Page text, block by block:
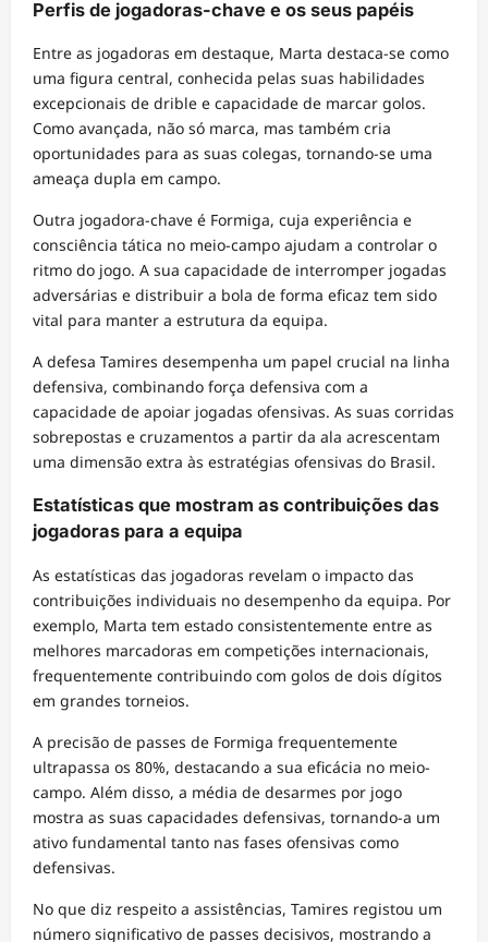
Perfis de jogadoras-chave e os seus papéis
Entre as jogadoras em destaque, Marta destaca-se como
uma figura central, conhecida pelas suas habilidades
excepcionais de drible e capacidade de marcar golos.
Como avançada, não só marca, mas também cria
oportunidades para as suas colegas, tornando-se uma
ameaça dupla em campo.
Outra jogadora-chave é Formiga, cuja experiência e
consciência tática no meio-campo ajudam a controlar o
ritmo do jogo. A sua capacidade de interromper jogadas
adversárias e distribuir a bola de forma eficaz tem sido
vital para manter a estrutura da equipa.
A defesa Tamires desempenha um papel crucial na linha
defensiva, combinando força defensiva com a
capacidade de apoiar jogadas ofensivas. As suas corridas
sobrepostas e cruzamentos a partir da ala acrescentam
uma dimensão extra às estratégias ofensivas do Brasil.
Estatísticas que mostram as contribuições das
jogadoras para a equipa
As estatísticas das jogadoras revelam o impacto das
contribuições individuais no desempenho da equipa. Por
exemplo, Marta tem estado consistentemente entre as
melhores marcadoras em competições internacionais,
frequentemente contribuindo com golos de dois dígitos
em grandes torneios.
A precisão de passes de Formiga frequentemente
ultrapassa os 80%, destacando a sua eficácia no meio-
campo. Além disso, a média de desarmes por jogo
mostra as suas capacidades defensivas, tornando-a um
ativo fundamental tanto nas fases ofensivas como
defensivas.
No que diz respeito a assistências, Tamires registou um
número significativo de passes decisivos, mostrando a